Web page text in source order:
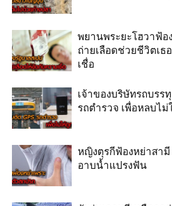
พยานพระยะโฮวาฟ้อ
ถ่ายเลือดช่วยชีวิตเ
เชื่อ
เจ้าของบริษัทรถบรร
รถตำรวจ เพื่อหลบไม่
หญิงตุรกีฟ้องหย่าสามี
อาบน้ำแปรงฟัน